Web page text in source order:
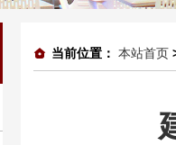
当前位置： 本站首页